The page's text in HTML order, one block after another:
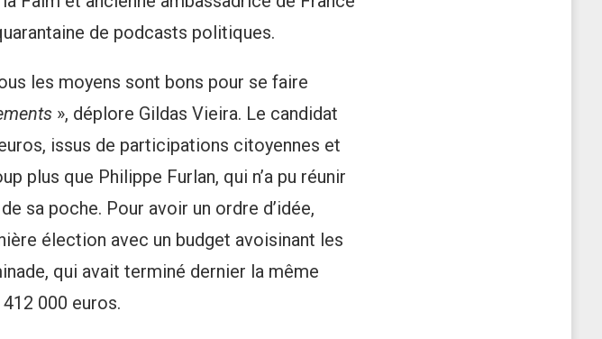
de podcasts politiques.
les moyens sont bons pour se faire
», déplore Gildas Vieira. Le candidat
issus de participations citoyennes et
plus que Philippe Furlan, qui n’a pu réunir
sa poche. Pour avoir un ordre d’idée,
élection avec un budget avoisinant les
qui avait terminé dernier la même
000 euros.